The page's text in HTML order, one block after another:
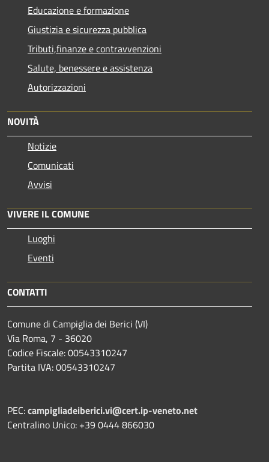
Educazione e formazione
Giustizia e sicurezza pubblica
Tributi,finanze e contravvenzioni
Salute, benessere e assistenza
Autorizzazioni
NOVITÀ
Notizie
Comunicati
Avvisi
VIVERE IL COMUNE
Luoghi
Eventi
CONTATTI
Comune di Campiglia dei Berici (VI)
Via Roma, 7 - 36020
Codice Fiscale: 00543310247
Partita IVA: 00543310247
PEC:campigliadeiberici.vi@cert.ip-veneto.net
Centralino Unico: +39 0444 866030